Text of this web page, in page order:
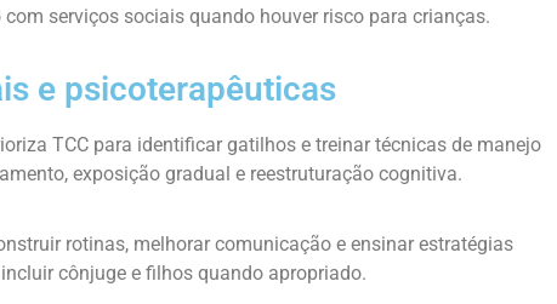
serviços sociais quando houver risco para crianças.
e psicoterapêuticas
TCC para identificar gatilhos e treinar técnicas de manejo
exposição gradual e reestruturação cognitiva.
rotinas, melhorar comunicação e ensinar estratégias
cônjuge e filhos quando apropriado.